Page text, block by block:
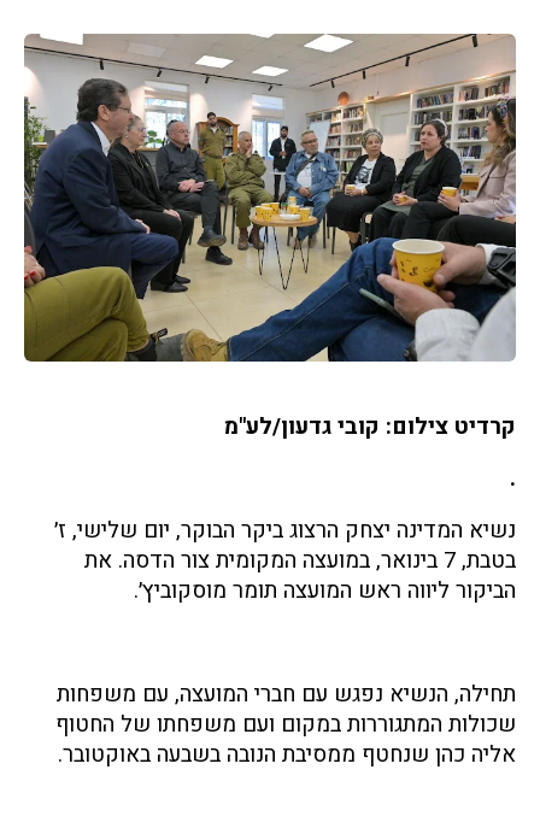
קרדיט צילום: קובי גדעון/לע"מ
.
נשיא המדינה יצחק הרצוג ביקר הבוקר, יום שלישי, ז׳
בטבת, 7 בינואר, במועצה המקומית צור הדסה. את
הביקור ליווה ראש המועצה תומר מוסקוביץ׳.
תחילה, הנשיא נפגש עם חברי המועצה, עם משפחות
שכולות המתגוררות במקום ועם משפחתו של החטוף
אליה כהן שנחטף ממסיבת הנובה בשבעה באוקטובר.